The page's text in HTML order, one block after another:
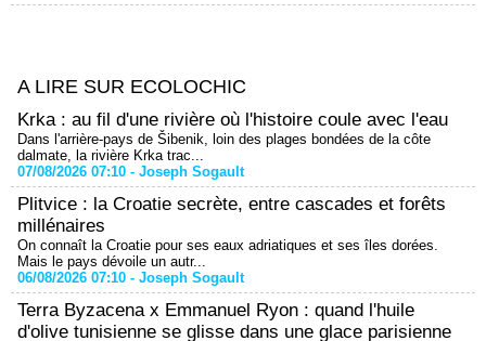
A LIRE SUR ECOLOCHIC
Krka : au fil d'une rivière où l'histoire coule avec l'eau
Dans l'arrière-pays de Šibenik, loin des plages bondées de la côte
dalmate, la rivière Krka trac...
07/08/2026 07:10 - Joseph Sogault
Plitvice : la Croatie secrète, entre cascades et forêts
millénaires
On connaît la Croatie pour ses eaux adriatiques et ses îles dorées.
Mais le pays dévoile un autr...
06/08/2026 07:10 - Joseph Sogault
Terra Byzacena x Emmanuel Ryon : quand l'huile
d'olive tunisienne se glisse dans une glace parisienne